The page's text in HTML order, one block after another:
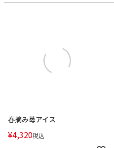
春摘み苺アイス
¥4,320税込